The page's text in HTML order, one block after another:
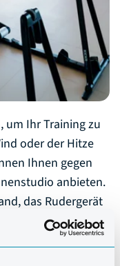
um Ihr Training zu
oder der Hitze
Ihnen gegen
anbieten.
das Rudergerät
aus Ihrem
im Freien